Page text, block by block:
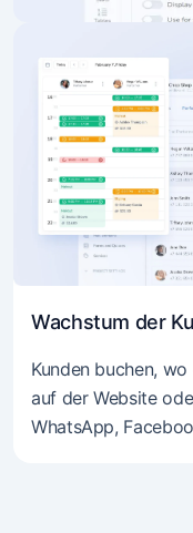
Wachstum der
Kunden buchen,
auf der Website
WhatsApp,